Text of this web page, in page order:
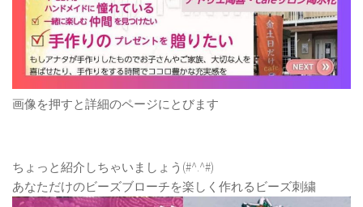
画像を押すと詳細のページにとびます
ちょっと紹介しちゃいましょう(#^.^#)
あなただけのビーズブローチを楽しく作れるビーズ刺繍